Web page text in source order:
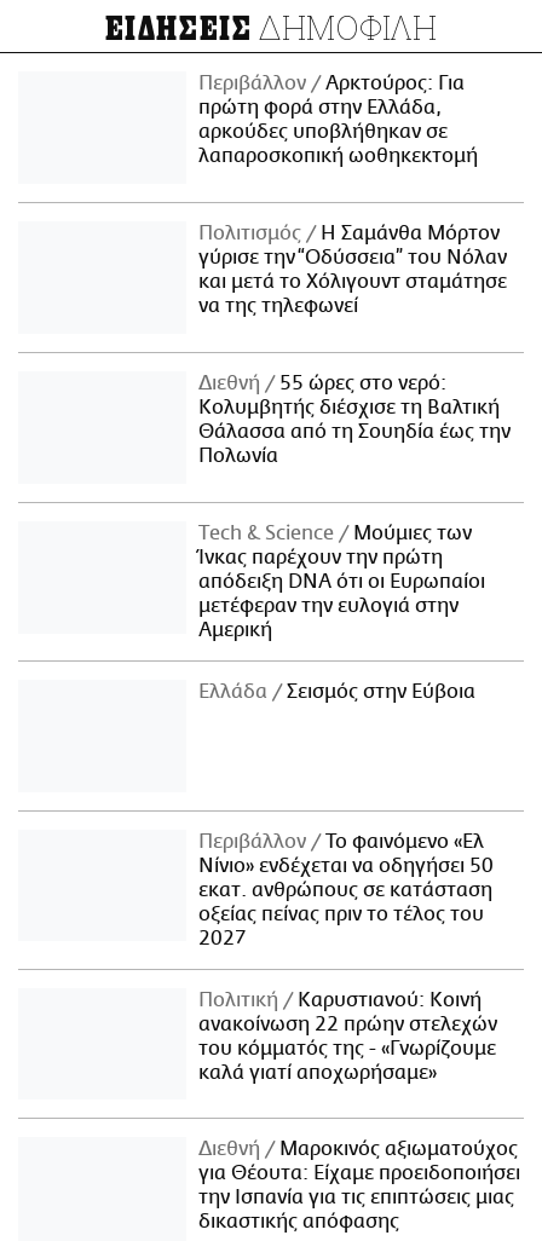
ΕΙΔΗΣΕΙΣ ΔΗΜΟΦΙΛΗ
Περιβάλλον
Αρκτούρος: Για
πρώτη φορά στην Ελλάδα,
αρκούδες υποβλήθηκαν σε
λαπαροσκοπική ωοθηκεκτομή
Πολιτισμός
Η Σαμάνθα Μόρτον
γύρισε την “Οδύσσεια” του Νόλαν
και μετά το Χόλιγουντ σταμάτησε
να της τηλεφωνεί
Διεθνή
55 ώρες στο νερό:
Κολυμβητής διέσχισε τη Βαλτική
Θάλασσα από τη Σουηδία έως την
Πολωνία
Τech & Science
Μούμιες των
Ίνκας παρέχουν την πρώτη
απόδειξη DNA ότι οι Ευρωπαίοι
μετέφεραν την ευλογιά στην
Αμερική
Ελλάδα Σεισμός στην Εύβοια
Περιβάλλον
Το φαινόμενο «Ελ
Νίνιο» ενδέχεται να οδηγήσει 50
εκατ. ανθρώπους σε κατάσταση
οξείας πείνας πριν το τέλος του
2027
Πολιτική
Καρυστιανού: Κοινή
ανακοίνωση 22 πρώην στελεχών
του κόμματός της - «Γνωρίζουμε
καλά γιατί αποχωρήσαμε»
Διεθνή
Μαροκινός αξιωματούχος
για Θέουτα: Είχαμε προειδοποιήσει
την Ισπανία για τις επιπτώσεις μιας
δικαστικής απόφασης